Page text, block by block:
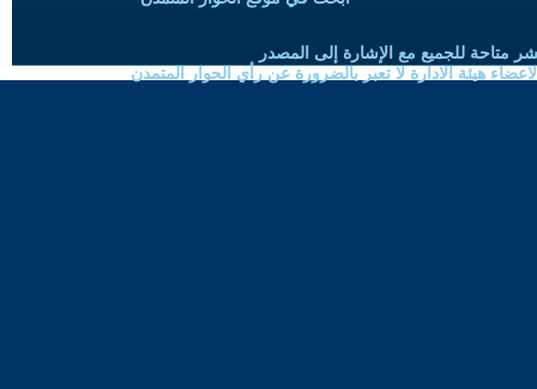
متاحة للجميع مع الإشارة إلى المصدر
هيئة الادارة لا تعبر بالضرورة عن رأي الحوار المتمدن